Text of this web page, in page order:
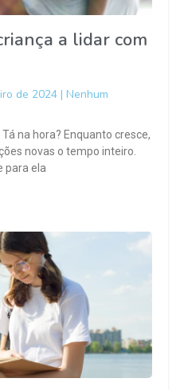
a lidar com
de 2024
Nenhum
na hora? Enquanto cresce,
novas o tempo inteiro.
para ela